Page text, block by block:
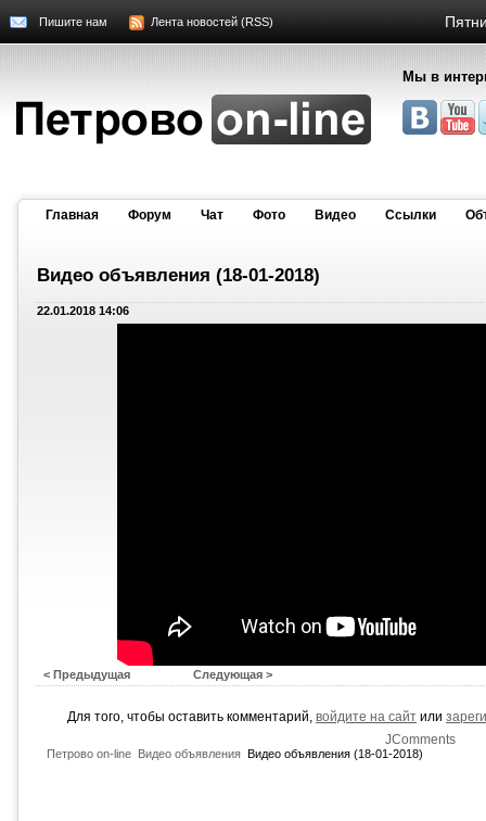
Пишите нам Лента новостей (RSS)
Мы в
Главная Форум Чат Фото Видео Cсылки
Видео объявления (18-01-2018)
22.01.2018 14:06
< Предыдущая Следующая >
Для того, чтобы оставить комментарий, войдите на сайт или
JComments
Петрово on-line Видео объявления Видео объявления (18-01-2018)